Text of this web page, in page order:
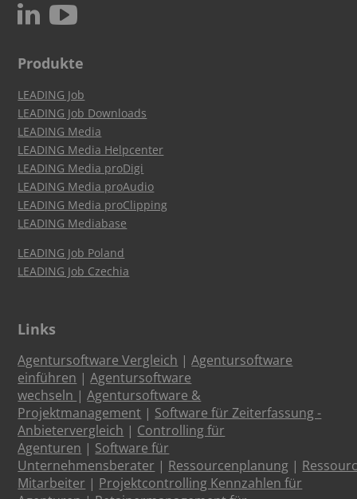
N c
Produkte
LEADING Job
LEADING Job Downloads
LEADING Media
LEADING Media Helpcenter
LEADING Media proDigi
LEADING Media proAudio
LEADING Media proClipping
LEADING Mediabase
LEADING Job Poland
LEADING Job Czechia
Links
Agentursoftware Vergleich |Agentursoftware
einführen |Agentursoftware
wechseln |Agentursoftware &
Projektmanagement | Software für Zeiterfassung -
Anbietervergleich | Controlling für
Agenturen | Software für
Unternehmensberater | Ressourcenplanung |
Mitarbeiter | Projektcontrolling Kennzahlen für